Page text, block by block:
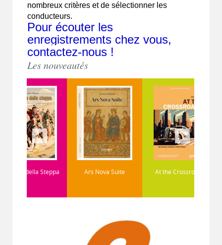
nombreux critères et de sélectionner les
conducteurs.
Pour écouter les
enregistrements chez vous,
contactez-nous !
Les nouveautés
Ars Nova Suite At the Crossroads